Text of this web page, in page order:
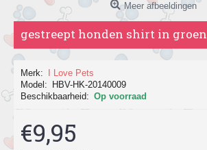
Meer afbeeldingen
gestreept honden shirt in groen
Merk:
I Love Pets
Model:
HBV-HK-20140009
Beschikbaarheid: Op voorraad
€9,95